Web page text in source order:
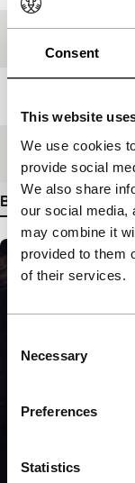
Consent
This website
We use cookies
provide social
We also share
our social media,
may combine it
provided to them
of their services.
Selection
Necessary
Preferences
Statistics
Medium/Formaat
Bekijk meer details